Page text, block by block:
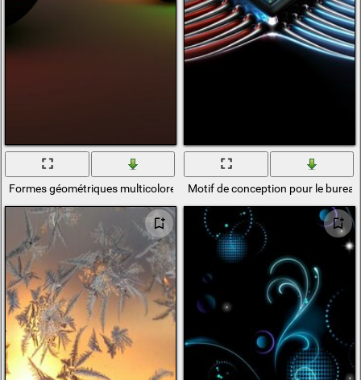
Formes géométriques multicolores sur le bureauMotif de conception pour le bureau